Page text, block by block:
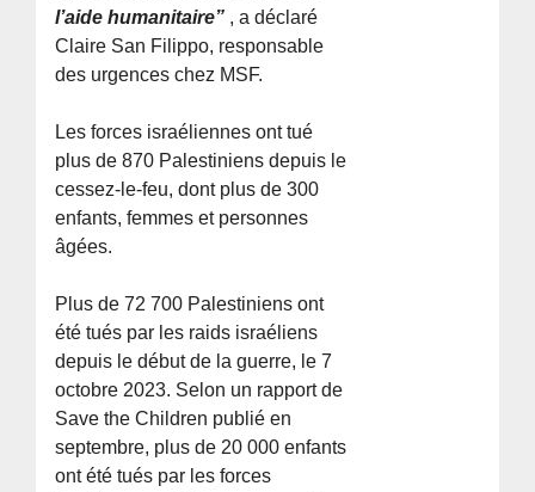
l’aide humanitaire” , a déclaré
Claire San Filippo, responsable
des urgences chez MSF.
Les forces israéliennes ont tué
plus de 870 Palestiniens depuis le
cessez-le-feu, dont plus de 300
enfants, femmes et personnes
âgées.
Plus de 72 700 Palestiniens ont
été tués par les raids israéliens
depuis le début de la guerre, le 7
octobre 2023. Selon un rapport de
Save the Children publié en
septembre, plus de 20 000 enfants
ont été tués par les forces